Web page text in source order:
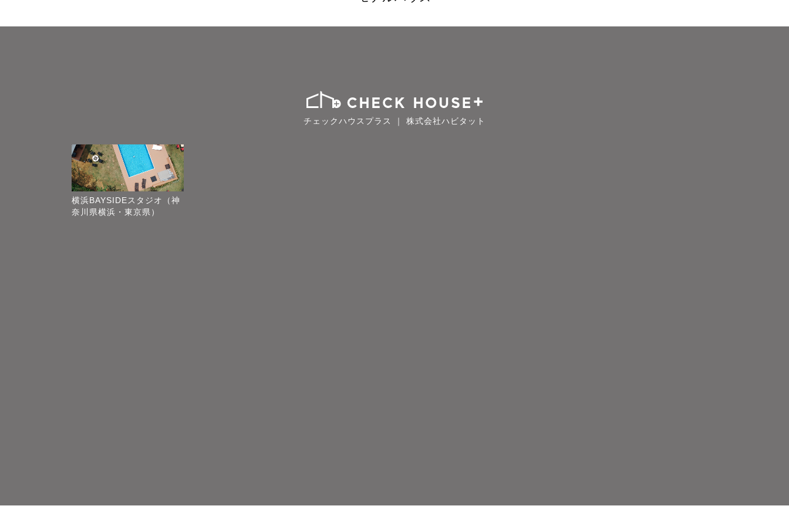
チェックハウスプラス ｜ 株式会社ハビタット
横浜BAYSIDEスタジオ（神
奈川県横浜・東京県）